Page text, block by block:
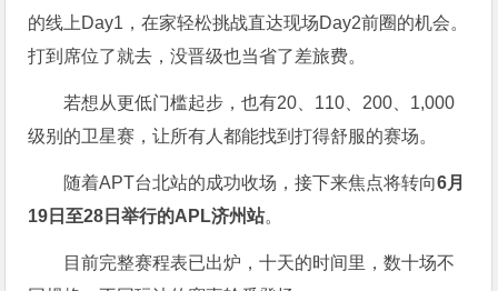
的线上Day1，在家轻松挑战直达现场Day2前圈的机会。
打到席位了就去，没晋级也当省了差旅费。
若想从更低门槛起步，也有20、110、200、1,000
级别的卫星赛，让所有人都能找到打得舒服的赛场。
随着APT台北站的成功收场，接下来焦点将转向6月
19 日至28 日举行的APL济州站。
目前完整赛程表已出炉，十天的时间里，数十场不